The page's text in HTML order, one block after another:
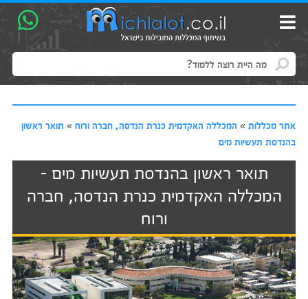
אתר מכללות» המכללה האקדמית כנרת הנדסה, חברה ורוח» תואר ראשון
בהנדסת תעשיות מים
תואר ראשון בהנדסת תעשיות מים -
המכללה האקדמית כנרת הנדסה, חברה
ורוח